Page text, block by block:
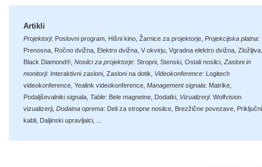
Artikli
Projektorji: Poslovni program Hišni kino Žarnice za projektorje Projekcijska platna:
Prenosna Ročno dvižna Elektro dvižna V okvirju Vgradna elektro dvižna Zložljiva
Black Diamond® Nosilci za projektorje: Stropni Stenski Ostali nosilci Zasloni in
monitorji: Interaktivni zasloni Zasloni na dotik Videokonference: Logitech
videokonference Yealink videokonference Management signala: Matrike
Podaljševalniki signala Table: Bele magnetne Dodatki Vizualizerji: Wolfvision
vizualizerji Dodatna oprema: Deli za stropne nosilce Brezžične povezave Priključni
kabli Daljinski upravljalci